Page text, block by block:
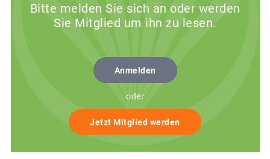
Bitte melden Sie sich an oder werden
Sie Mitglied um ihn zu lesen.
Anmelden
oder
Jetzt Mitglied werden